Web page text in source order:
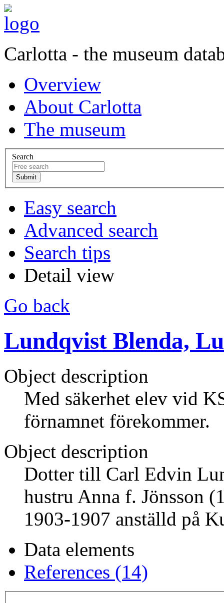
Carlotta - the museum
Overview
About Carlotta
The museum
Search
Easy search
Advanced search
Search tips
Detail view
Go back
Lundqvist Blenda,
Object description
Med säkerhet elev vid
förnamnet förekommer.
Object description
Dotter till Carl Edvin
hustru Anna f. Jönsson
1903-1907 anställd på
Data elements
References (14)